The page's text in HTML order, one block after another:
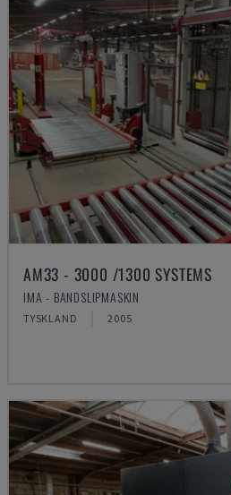
AM33 - 3000 /1300 SYSTEMS
IMA - BANDSLIPMASKIN
TYSKLAND 2005